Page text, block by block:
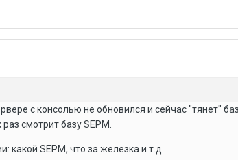
с консолью не обновился и сейчас "тянет"
смотрит базу SEPM.
SEPM, что за железка и т.д.